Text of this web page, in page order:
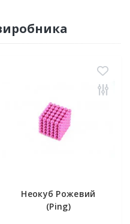
Неокуб Рожевий
(Ping)